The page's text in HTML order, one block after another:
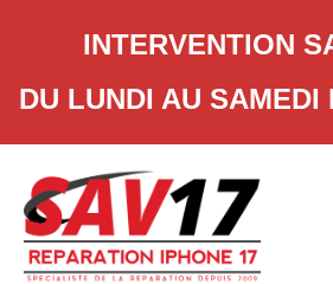
INTERVENTION
DU LUNDI AU SAMEDI
content